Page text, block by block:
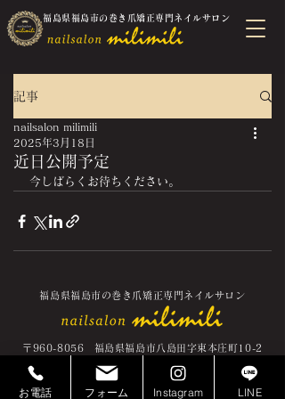
福島県福島市の巻き爪矯正専門ネイルサロン
記事
近日公開予定
nailsalon milimili
2025年3月18日
今しばらくお待ちください。
福島県福島市の巻き爪矯正専門ネイルサロン
〒960-8056 福島県福島市八島田字東本庄町10-2
お電話 フォーム Instagram LINE